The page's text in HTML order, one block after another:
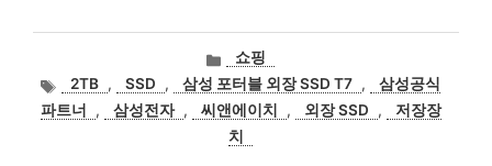
카
테
고
리
쇼핑
태
그
2TB , SSD , 삼성 포터블 외장 SSD T7 ,
삼성공식
파트너
, 삼성전자 , 씨앤에이치 , 외장 SSD ,
저장장
치